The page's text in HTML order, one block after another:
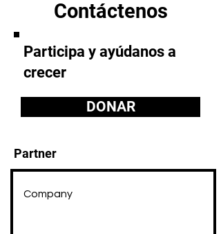
Contáctenos
Participa y ayúdanos a
crecer
DONAR
Partner
Company